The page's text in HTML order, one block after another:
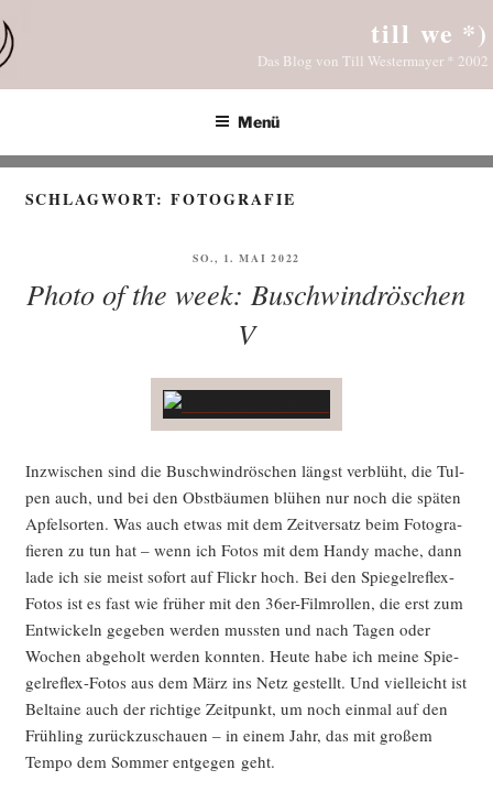
Inhalt
springen
till we *)
Das Blog von Till Westermayer * 2002
Menü
SCHLAGWORT:FOTOGRAFIE
VERÖFFENTLICHT
SO., 1. MAI 2022
Photo of the week: Buschwindröschen
V
Inzwi­schen sind die Busch­wind­rös­chen längst ver­blüht, die Tul­
pen auch, und bei den Obst­bäu­men blü­hen nur noch die spä­ten
Apfel­sor­ten. Was auch etwas mit dem Zeit­ver­satz beim Foto­gra­
fie­ren zu tun hat – wenn ich Fotos mit dem Han­dy mache, dann
lade ich sie meist sofort auf Flickr hoch. Bei den Spie­gel­re­flex-
Fotos ist es fast wie frü­her mit den 36er-Film­rol­len, die erst zum
Ent­wi­ckeln gege­ben wer­den muss­ten und nach Tagen oder
Wochen abge­holt wer­den konn­ten. Heu­te habe ich mei­ne Spie­
gel­re­flex-Fotos aus dem März ins Netz gestellt. Und viel­leicht ist
Bel­taine auch der rich­ti­ge Zeit­punkt, um noch ein­mal auf den
Früh­ling zurück­zu­schau­en – in einem Jahr, das mit gro­ßem
Tem­po dem Som­mer ent­ge­gen geht.